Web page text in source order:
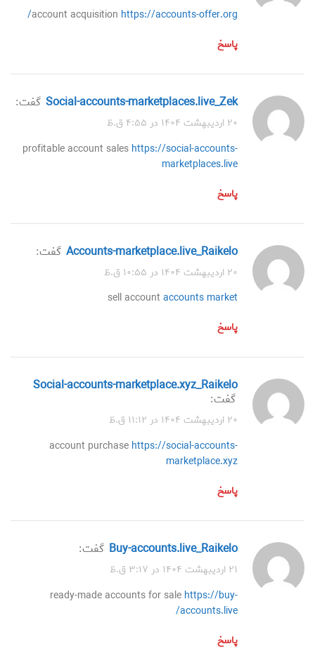
account acquisition https://accounts-offer.org/
پاسخ
social-accounts-marketplaces.live_Zek گفت:
۲۰ اردیبهشت ۱۴۰۴ در ۴:۵۵ ق.ظ
profitable account sales https://social-accounts-
marketplaces.live
پاسخ
accounts-marketplace.live_Raikelo گفت:
۲۰ اردیبهشت ۱۴۰۴ در ۱۰:۵۵ ق.ظ
sell account accounts market
پاسخ
social-accounts-marketplace.xyz_Raikelo
گفت:
۲۰ اردیبهشت ۱۴۰۴ در ۱۱:۱۲ ق.ظ
account purchase https://social-accounts-
marketplace.xyz
پاسخ
buy-accounts.live_Raikelo گفت:
۲۱ اردیبهشت ۱۴۰۴ در ۳:۱۷ ق.ظ
ready-made accounts for sale https://buy-
accounts.live/
پاسخ